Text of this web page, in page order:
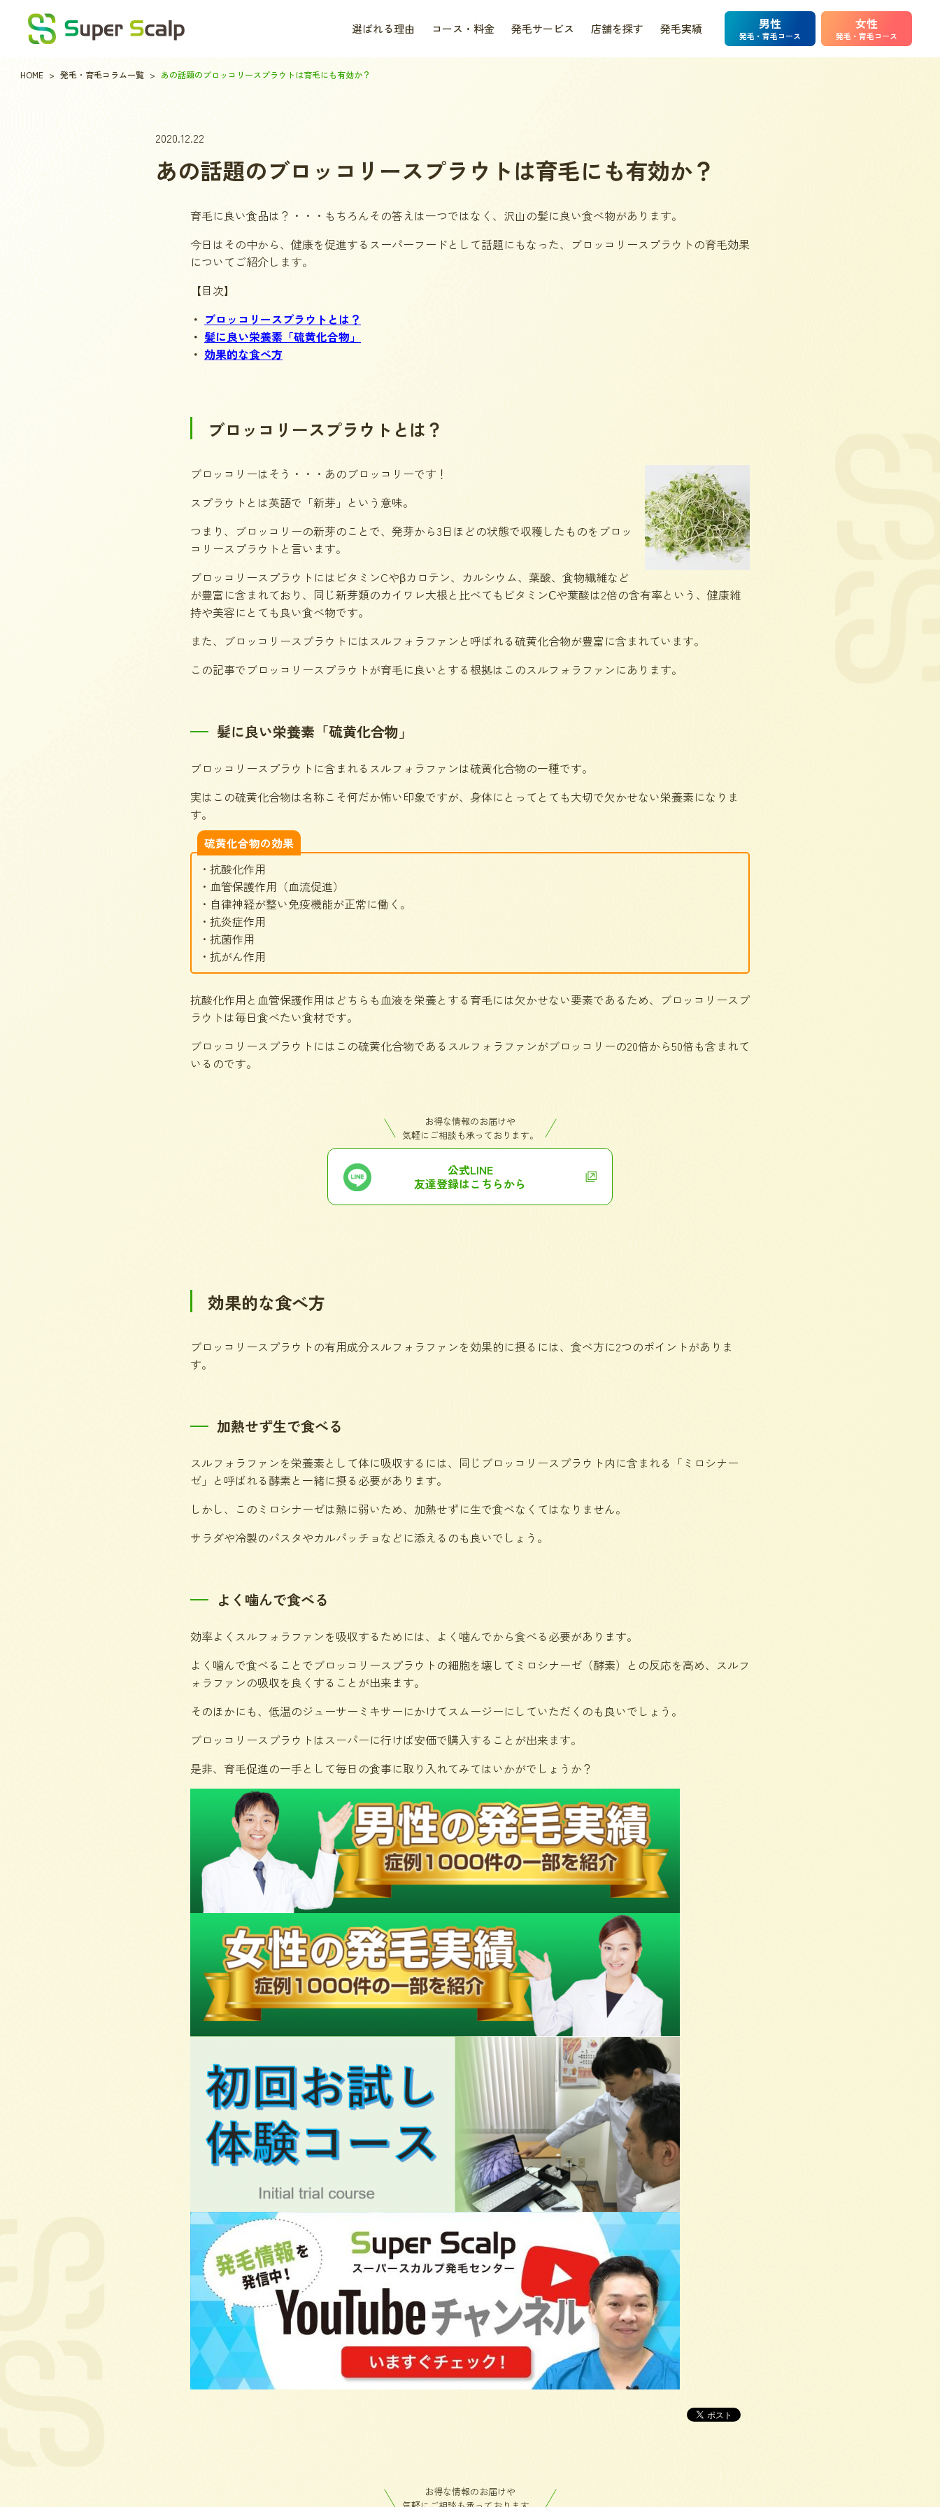
選ばれる理由 コース・料金 発毛サービス 店舗を探す 発毛実績 男性
発毛・育毛コース
女性
発毛・育毛コース
HOME 発毛・育毛コラム一覧 あの話題のブロッコリースプラウトは育毛にも有効か？
2020.12.22
あの話題のブロッコリースプラウトは育毛にも有効か？
育毛に良い食品は？・・・もちろんその答えは一つではなく、沢山の髪に良い食べ物があります。
今日はその中から、健康を促進するスーパーフードとして話題にもなった、ブロッコリースプラウトの育毛効果
についてご紹介します。
【目次】
ブロッコリースプラウトとは？
髪に良い栄養素「硫黄化合物」
効果的な食べ方
ブロッコリースプラウトとは？
ブロッコリーはそう・・・あのブロッコリーです！
スプラウトとは英語で「新芽」という意味。
つまり、ブロッコリーの新芽のことで、発芽から3日ほどの状態で収穫したものをブロッ
コリースプラウトと言います。
ブロッコリースプラウトにはビタミンCやβカロテン、カルシウム、葉酸、食物繊維など
が豊富に含まれており、同じ新芽類のカイワレ大根と比べてもビタミンⅭや葉酸は2倍の含有率という、健康維
持や美容にとても良い食べ物です。
また、ブロッコリースプラウトにはスルフォラファンと呼ばれる硫黄化合物が豊富に含まれています。
この記事でブロッコリースプラウトが育毛に良いとする根拠はこのスルフォラファンにあります。
髪に良い栄養素「硫黄化合物」
ブロッコリースプラウトに含まれるスルフォラファンは硫黄化合物の一種です。
実はこの硫黄化合物は名称こそ何だか怖い印象ですが、身体にとってとても大切で欠かせない栄養素になりま
す。
硫黄化合物の効果
・抗酸化作用
・血管保護作用（血流促進）
・自律神経が整い免疫機能が正常に働く。
・抗炎症作用
・抗菌作用
・抗がん作用
抗酸化作用と血管保護作用はどちらも血液を栄養とする育毛には欠かせない要素であるため、ブロッコリースプ
ラウトは毎日食べたい食材です。
ブロッコリースプラウトにはこの硫黄化合物であるスルフォラファンがブロッコリーの20倍から50倍も含まれて
いるのです。
お得な情報のお届けや
気軽にご相談も承っております。
公式LINE
友達登録はこちらから
効果的な食べ方
ブロッコリースプラウトの有用成分スルフォラファンを効果的に摂るには、食べ方に2つのポイントがありま
す。
加熱せず生で食べる
スルフォラファンを栄養素として体に吸収するには、同じブロッコリースプラウト内に含まれる「ミロシナー
ゼ」と呼ばれる酵素と一緒に摂る必要があります。
しかし、このミロシナーゼは熱に弱いため、加熱せずに生で食べなくてはなりません。
サラダや冷製のパスタやカルパッチョなどに添えるのも良いでしょう。
よく噛んで食べる
効率よくスルフォラファンを吸収するためには、よく噛んでから食べる必要があります。
よく噛んで食べることでブロッコリースプラウトの細胞を壊してミロシナーゼ（酵素）との反応を高め、スルフ
ォラファンの吸収を良くすることが出来ます。
そのほかにも、低温のジューサーミキサーにかけてスムージーにしていただくのも良いでしょう。
ブロッコリースプラウトはスーパーに行けば安価で購入することが出来ます。
是非、育毛促進の一手として毎日の食事に取り入れてみてはいかがでしょうか？
お得な情報のお届けや